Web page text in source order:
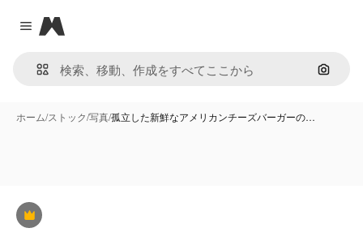
Close menu
Magnific
画像で
ホーム/ストック/写真/孤立した新鮮なアメリカンチーズバーガーの…
Premium